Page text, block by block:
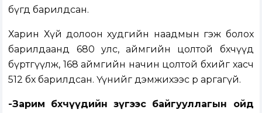
бүгд барилдсан.
Харин Хүй долоон худгийн наадмын гэж болох
барилдаанд 680 улс, аймгийн цолтой бөхчүүд
бүртгүүлж, 168 аймгийн начин цолтой бөхийг хасч
512 бөх барилдсан. Үүнийг дэмжихээс өөр аргагүй.
-Зарим бөхчүүдийн зүгээс байгууллагын ойд